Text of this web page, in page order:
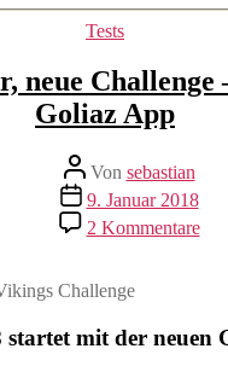
Kategorien
Tests
neue
Goliaz App
Beitragsautor
Von sebastian
Beitragsdatum
9. Januar 2018
2 Kommentarezu
mit
Challenge
mit der neuen